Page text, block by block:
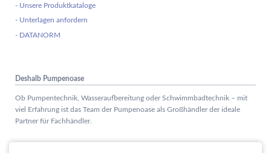
- Unsere Produktkataloge
- Unterlagen anfordern
- DATANORM
Deshalb Pumpenoase
Ob Pumpentechnik, Wasseraufbereitung oder Schwimmbadtechnik – mit
viel Erfahrung ist das Team der Pumpenoase als Großhändler der ideale
Partner für Fachhändler.